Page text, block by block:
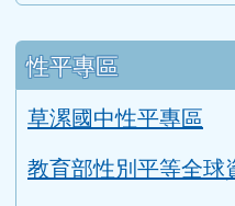
教育部性別平等全球
家庭暴力暨性侵害防
勵馨基金會
台灣展翅協會